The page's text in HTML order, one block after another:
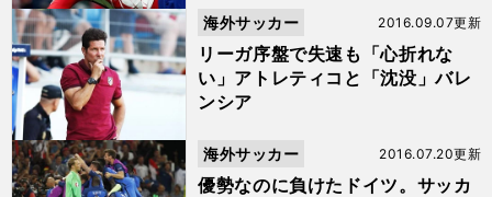
リーガ序盤で失速も「心折れな
い」アトレティコと「沈没」バレ
ンシア
2016.09.07更新
海外サッカー
優勢なのに負けたドイツ。サッカ
2016.07.20更新
海外サッカー